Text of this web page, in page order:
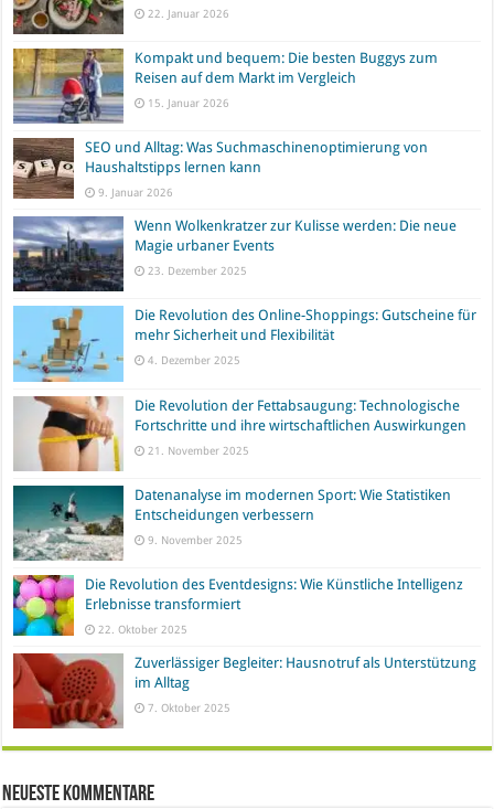
22. Januar 2026
Kompakt und bequem: Die besten Buggys zum
Reisen auf dem Markt im Vergleich
15. Januar 2026
SEO und Alltag: Was Suchmaschinenoptimierung von
Haushaltstipps lernen kann
9. Januar 2026
Wenn Wolkenkratzer zur Kulisse werden: Die neue
Magie urbaner Events
23. Dezember 2025
Die Revolution des Online-Shoppings: Gutscheine für
mehr Sicherheit und Flexibilität
4. Dezember 2025
Die Revolution der Fettabsaugung: Technologische
Fortschritte und ihre wirtschaftlichen Auswirkungen
21. November 2025
Datenanalyse im modernen Sport: Wie Statistiken
Entscheidungen verbessern
9. November 2025
Die Revolution des Eventdesigns: Wie Künstliche Intelligenz
Erlebnisse transformiert
22. Oktober 2025
Zuverlässiger Begleiter: Hausnotruf als Unterstützung
im Alltag
7. Oktober 2025
Neueste Kommentare